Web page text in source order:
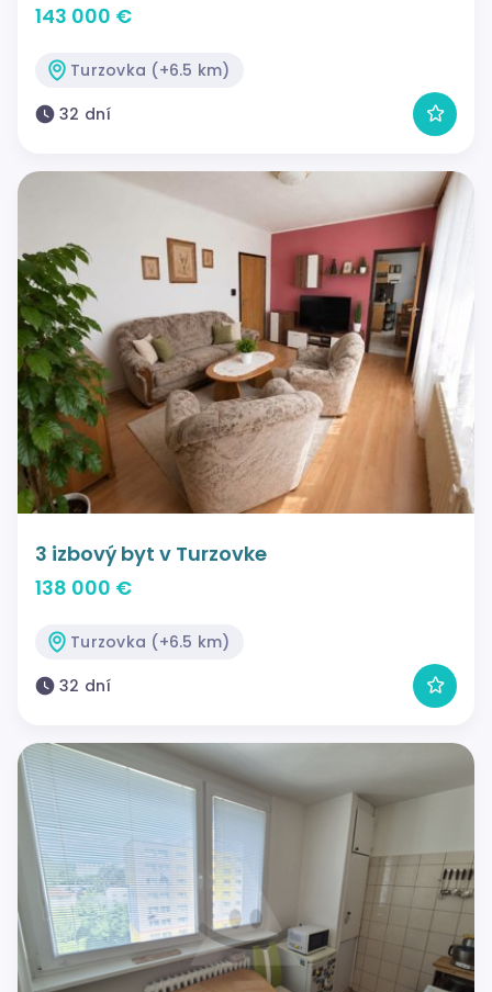
143 000 €
Turzovka (+6.5 km)
32 dní
3 izbový byt v Turzovke
138 000 €
Turzovka (+6.5 km)
32 dní